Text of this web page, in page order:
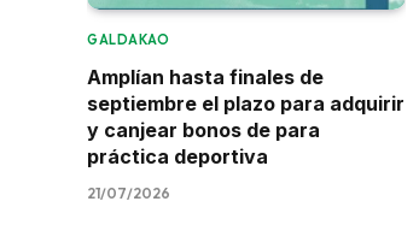
GALDAKAO
Amplían hasta finales de
septiembre el plazo para adquirir
y canjear bonos de para
práctica deportiva
21/07/2026